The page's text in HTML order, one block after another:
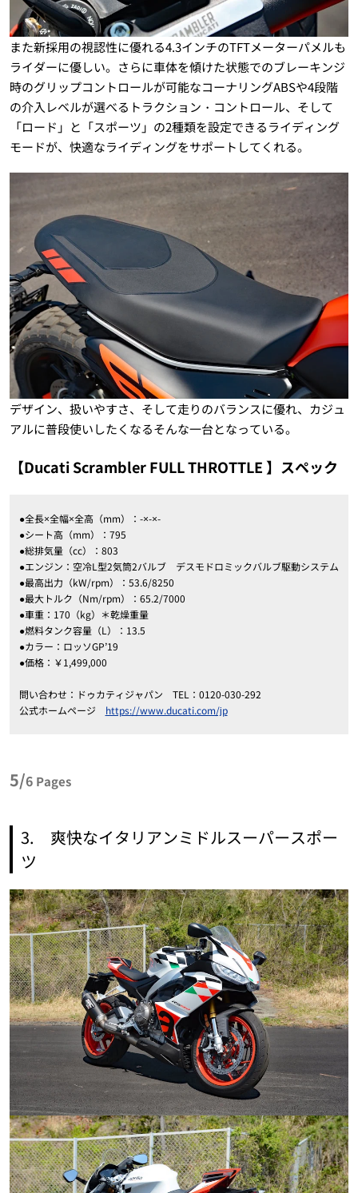
また新採用の視認性に優れる4.3インチのTFTメーターパメルも
ライダーに優しい。さらに車体を傾けた状態でのブレーキンジ
時のグリップコントロールが可能なコーナリングABSや4段階
の介入レベルが選べるトラクション・コントロール、そして
「ロード」と「スポーツ」の2種類を設定できるライディング
モードが、快適なライディングをサポートしてくれる。
デザイン、扱いやすさ、そして走りのバランスに優れ、カジュ
アルに普段使いしたくなるそんな一台となっている。
【Ducati Scrambler FULL THROTTLE 】スペック
●全長×全幅×全高（mm）：-×-×-
●シート高（mm）：795
●総排気量（cc）：803
●エンジン：空冷L型2気筒2バルブ デスモドロミックバルブ駆動システム
●最高出力（kW/rpm）：53.6/8250
●最大トルク（Nm/rpm）：65.2/7000
●車重：170（kg）＊乾燥重量
●燃料タンク容量（L）：13.5
●カラー：ロッソGP’19
●価格：￥1,499,000
問い合わせ：ドゥカティジャパン TEL：0120-030-292
公式ホームページ https://www.ducati.com/jp
5/6 Pages
3. 爽快なイタリアンミドルスーパースポー
ツ